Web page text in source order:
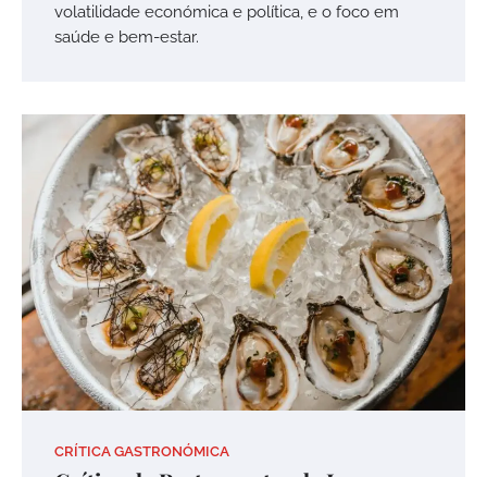
volatilidade económica e política, e o foco em
saúde e bem-estar.
CRÍTICA GASTRONÓMICA